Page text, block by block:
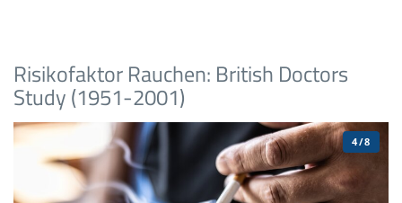
Risikofaktor Rauchen: British Doctors
Study (1951-2001)
4/8